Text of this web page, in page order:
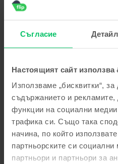
Съгласие
Настоящият сайт
Използваме „бисквитки“,
съдържанието и рекламите,
функции на социални
трафика си. Също така
начина, по който
партньорските си
партньори и партньори за
пожелаваме приятно
Георги Стоянов
05 Aug
Apple iPhone 15 Pro, Blue
5/5 Проверен отзив
Отговор от Flip
Благодарим Ви за отзива! 😊
от покупката. Благодарим Ви
пожелаваме приятно
Тодор Тодоров,05 Aug
Apple iPhone 16 Pro,